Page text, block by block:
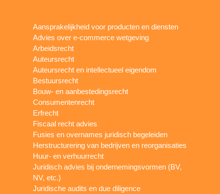
Aansprakelijkheid voor producten en diensten
Advies over e-commerce wetgeving
Arbeidsrecht
Auteursrecht
Auteursrecht en intellectueel eigendom
Bestuursrecht
Bouw- en aanbestedingsrecht
Consumentenrecht
Erfrecht
Fiscaal recht advies
Fusies en overnames juridisch begeleiden
Herstructurering van bedrijven en reorganisaties
Huur- en verhuurrecht
Juridisch advies bij ondernemingsvormen (BV,
NV, etc.)
Juridische audits en due diligence